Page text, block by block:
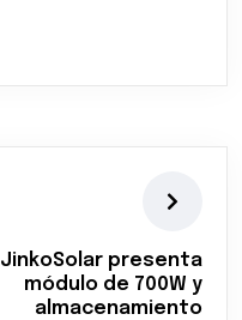
JinkoSolar presenta
módulo de 700W y
almacenamiento